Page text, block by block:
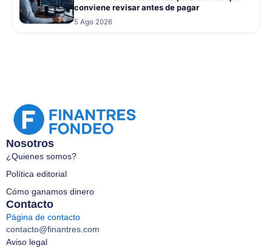
conviene revisar antes de pagar
5 Ago 2026
Nosotros
¿Quienes somos?
Política editorial
Cómo ganamos dinero
Contacto
Página de contacto
contacto@finantres.com
Aviso legal